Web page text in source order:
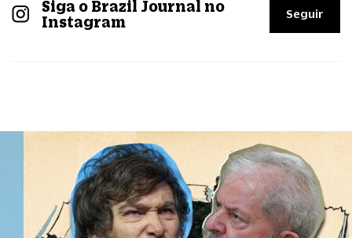
Siga o Brazil Journal no
Instagram
Seguir